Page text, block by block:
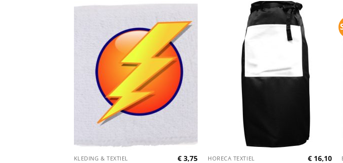
KLEDING & TEXTIEL € 3,75 HORECA TEXTIEL €16,10